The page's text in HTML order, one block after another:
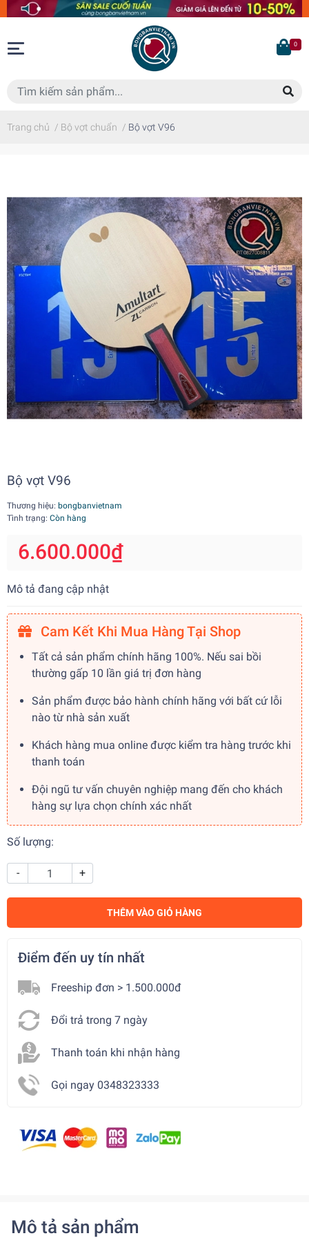
0
Trang chủ / Bộ vợt chuẩn / Bộ vợt V96
Bộ vợt V96
Thương hiệu: bongbanvietnam
Tình trạng: Còn hàng
6.600.000₫
Mô tả đang cập nhật
Cam Kết Khi Mua Hàng Tại Shop
Tất cả sản phẩm chính hãng 100%. Nếu sai bồi
thường gấp 10 lần giá trị đơn hàng
Sản phẩm được bảo hành chính hãng với bất cứ lỗi
nào từ nhà sản xuất
Khách hàng mua online được kiểm tra hàng trước khi
thanh toán
Đội ngũ tư vấn chuyên nghiệp mang đến cho khách
hàng sự lựa chọn chính xác nhất
Số lượng:
- +
THÊM VÀO GIỎ HÀNG
Điểm đến uy tín nhất
Freeship đơn > 1.500.000đ
Đổi trả trong 7 ngày
Thanh toán khi nhận hàng
Gọi ngay 0348323333
Mô tả sản phẩm